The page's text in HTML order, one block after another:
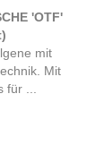
'OTF'
mit
Mit
...